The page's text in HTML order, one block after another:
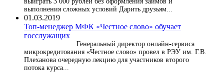
выполнения сложных условий Дарить друзьям...
01.03.2019
Топ-менеджер МФК «Честное слово» обучает
госслужащих
Генеральный директор онлайн-сервиса
микрокредитования «Честное слово» провел в РЭУ им. Г.В.
Плеханова очередную лекцию для участников второго
потока курса...